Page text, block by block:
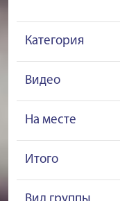
Категория
Видео
На месте
Итого